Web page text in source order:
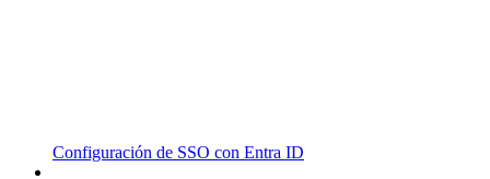
Configuración de SSO con Entra ID